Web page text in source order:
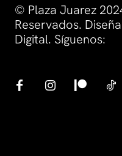
© Plaza Juarez
Reservados.
Digital. Síguenos: